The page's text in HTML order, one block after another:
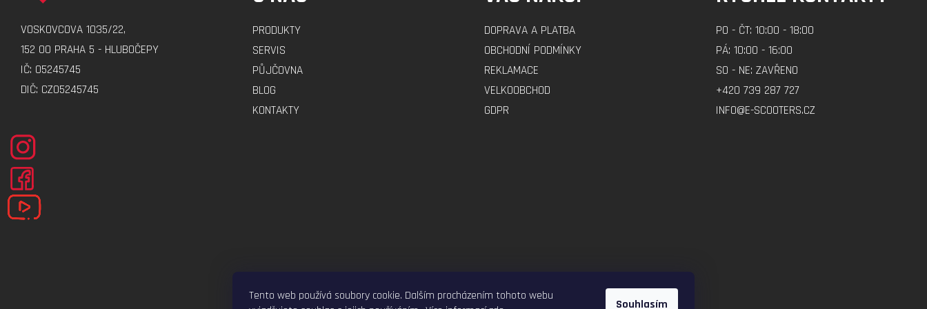
Tento web používá soubory cookie. Dalším procházením tohoto webu
Souhlasím
VOSKOVCOVA 1035/22,
152 00 PRAHA 5 - HLUBOČEPY
IČ: 05245745
DIČ: CZ05245745
PRODUKTY
SERVIS
PŮJČOVNA
BLOG
KONTAKTY
DOPRAVA A PLATBA
OBCHODNÍ PODMÍNKY
REKLAMACE
VELKOOBCHOD
GDPR
PO - ČT: 10:00 - 18:00
PÁ: 10:00 - 16:00
SO - NE: ZAVŘENO
+420 739 287 727
INFO@E-SCOOTERS.CZ
ELEKTRO-VOZITKO.CZ ELEKTROKOLOBEZKY.CZ